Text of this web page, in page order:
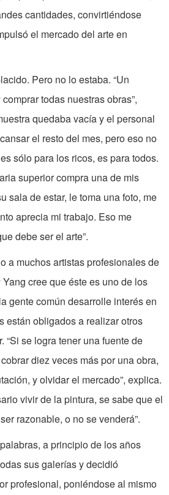
cantidades, convirtiéndose
el mercado del arte en
Pero no lo estaba. “Un
todas nuestras obras”,
quedaba vacía y el personal
el resto del mes, pero eso no
sólo para los ricos, es para todos.
superior compra una de mis
sala de estar, le toma una foto, me
aprecia mi trabajo. Eso me
debe ser el arte”.
a muchos artistas profesionales de
cree que éste es uno de los
gente común desarrolle interés en
están obligados a realizar otros
“Si se logra tener una fuente de
diez veces más por una obra,
y olvidar el mercado”, explica.
vivir de la pintura, se sabe que el
razonable, o no se venderá”.
a principio de los años
sus galerías y decidió
profesional, poniéndose al mismo